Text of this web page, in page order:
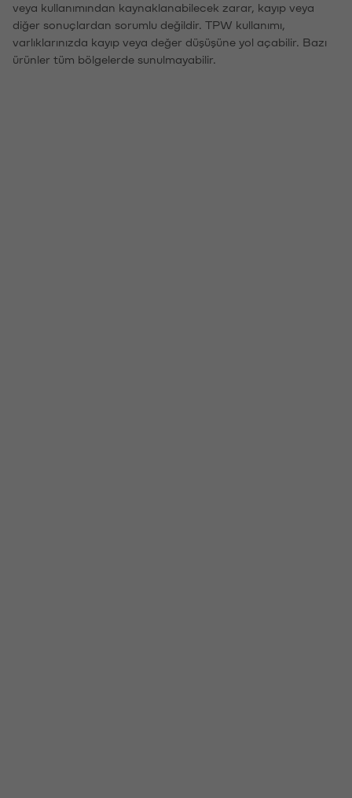
veya kullanımından kaynaklanabilecek zarar, kayıp veya
diğer sonuçlardan sorumlu değildir. TPW kullanımı,
varlıklarınızda kayıp veya değer düşüşüne yol açabilir. Bazı
ürünler tüm bölgelerde sunulmayabilir.